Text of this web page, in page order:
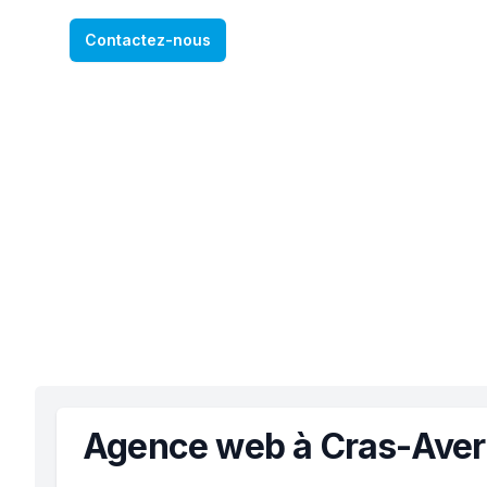
Contactez-nous
Agence web à Cras-